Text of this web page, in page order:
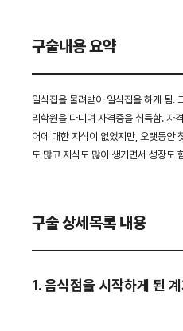
구술내용 요약
일식집을 물려받아 일식집을 하게 됨.
리학원을 다니며 자격증을 취득함. 자
어에 대한 지식이 없었지만, 오랫동안
도 많고 지식도 많이 생기면서 성장도
구술 상세목록 내용
1. 음식점을 시작하게 된 계